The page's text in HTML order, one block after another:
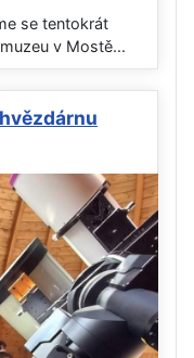
se tentokrát
v Mostě...